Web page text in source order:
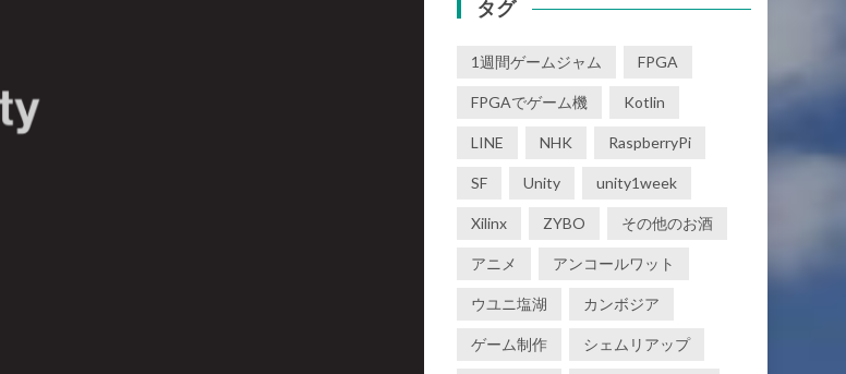
タグ
1週間ゲームジャム FPGA
FPGAでゲーム機 Kotlin
LINE NHK RaspberryPi
SF Unity unity1week
Xilinx ZYBO その他のお酒
アニメ アンコールワット
ウユニ塩湖 カンボジア
ゲーム制作 シェムリアップ